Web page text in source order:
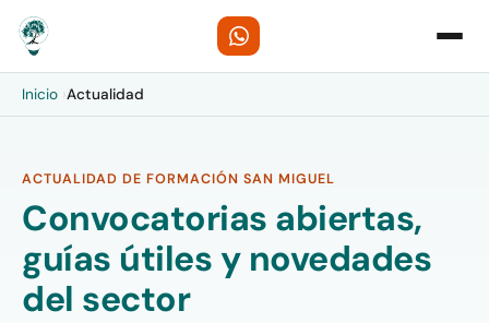
Inicio ›Actualidad
ACTUALIDAD DE FORMACIÓN SAN MIGUEL
Convocatorias abiertas,
guías útiles y novedades
del sector